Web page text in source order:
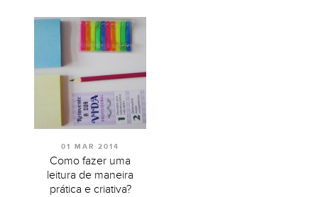
01 MAR 2014
Como fazer uma
leitura de maneira
prática e criativa?